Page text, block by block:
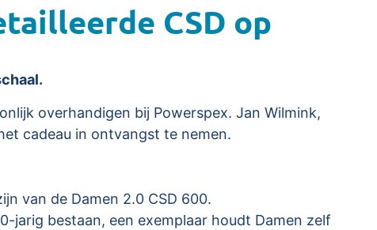
CSD op
overhandigen bij Powerspex. Jan Wilmink,
cadeau in ontvangst te nemen.
van de Damen 2.0 CSD 600.
jarig bestaan, een exemplaar houdt Damen zelf